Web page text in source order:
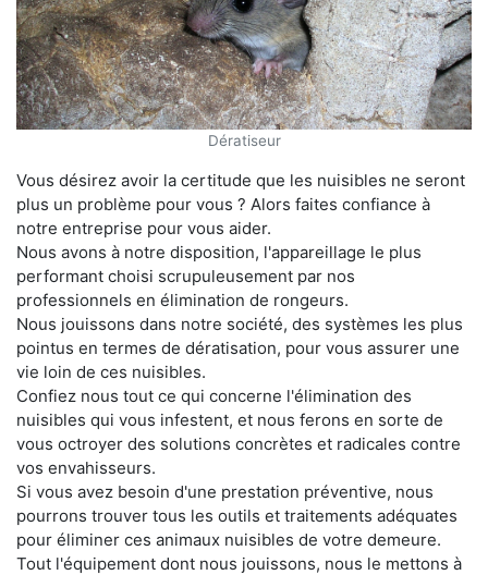
Dératiseur
Vous désirez avoir la certitude que les nuisibles ne seront
plus un problème pour vous ? Alors faites confiance à
notre entreprise pour vous aider.
Nous avons à notre disposition, l'appareillage le plus
performant choisi scrupuleusement par nos
professionnels en élimination de rongeurs.
Nous jouissons dans notre société, des systèmes les plus
pointus en termes de dératisation, pour vous assurer une
vie loin de ces nuisibles.
Confiez nous tout ce qui concerne l'élimination des
nuisibles qui vous infestent, et nous ferons en sorte de
vous octroyer des solutions concrètes et radicales contre
vos envahisseurs.
Si vous avez besoin d'une prestation préventive, nous
pourrons trouver tous les outils et traitements adéquates
pour éliminer ces animaux nuisibles de votre demeure.
Tout l'équipement dont nous jouissons, nous le mettons à